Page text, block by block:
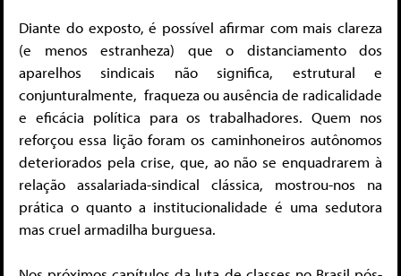
Diante do exposto, é possível afirmar com mais clareza
(e menos estranheza) que o distanciamento dos
aparelhos sindicais não significa, estrutural e
conjunturalmente, fraqueza ou ausência de radicalidade
e eficácia política para os trabalhadores. Quem nos
reforçou essa lição foram os caminhoneiros autônomos
deteriorados pela crise, que, ao não se enquadrarem à
relação assalariada-sindical clássica, mostrou-nos na
prática o quanto a institucionalidade é uma sedutora
mas cruel armadilha burguesa.